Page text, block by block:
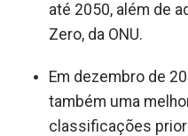
até 2050, além de
Zero, da ONU.
Em dezembro de
também uma
classificações